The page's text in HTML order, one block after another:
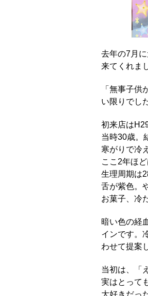
去年の7月
来てくれま
「無事子
い限りでし
初来店は
当時30歳。
寒がりで冷
ここ2年ほ
生理周期は
舌が紫色。
お菓子、冷
暗い色の経
インです。
わせて提案
当初は、「
実はとって